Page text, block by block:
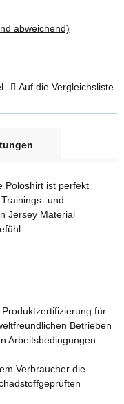
abweichend)
Auf die Vergleichsliste
Poloshirt ist perfekt
und
Jersey Material
für
Betrieben
Arbeitsbedingungen
Verbraucher die